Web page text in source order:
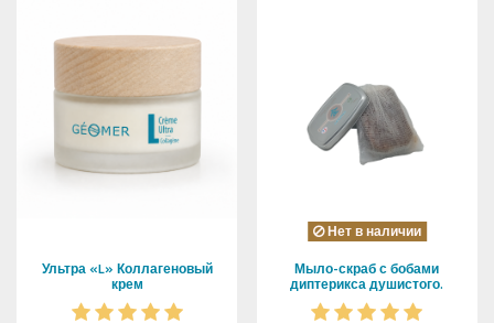
Ультра «L» Коллагеновый
крем
Нет в наличии
Мыло-скраб с бобами
диптерикса душистого.